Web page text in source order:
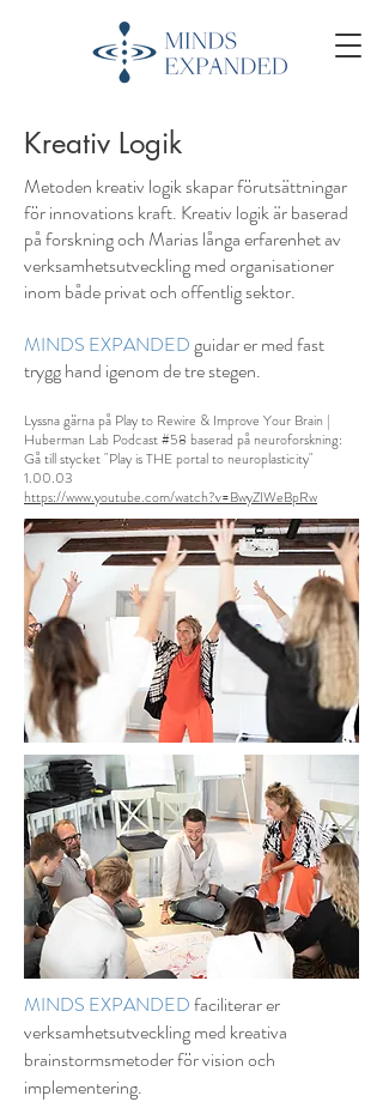
Kreativ Logik
Metoden kreativ logik skapar förutsättningar
för innovations kraft. Kreativ logik är baserad
på forskning och Marias långa erfarenhet av
verksamhetsutveckling med organisationer
inom både privat och offentlig sektor.
MINDS EXPANDEDguidar er med fast
trygg hand igenom de tre stegen.
Lyssna gärna på Play to Rewire & Improve Your Brain |
Huberman Lab Podcast #58 baserad på neuroforskning:
Gå till stycket "Play is THE portal to neuroplasticity"
1.00.03
https://www.youtube.com/watch?v=BwyZIWeBpRw
MINDS EXPANDEDfaciliterar er
verksamhetsutveckling med kreativa
brainstormsmetoder för vision och
implementering.